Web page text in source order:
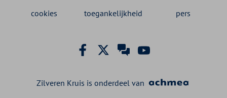
cookies toegankelijkheid pers
Zilveren Kruis is onderdeel van